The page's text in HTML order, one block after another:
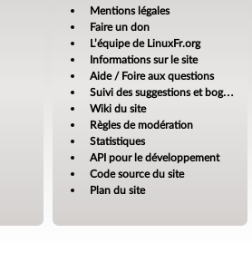
Mentions légales
Faire un don
L’équipe de LinuxFr.org
Informations sur le site
Aide / Foire aux questions
Suivi des suggestions et bogues
Wiki du site
Règles de modération
Statistiques
API pour le développement
Code source du site
Plan du site